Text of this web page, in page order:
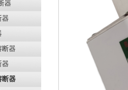
器
器
断器
器
断器